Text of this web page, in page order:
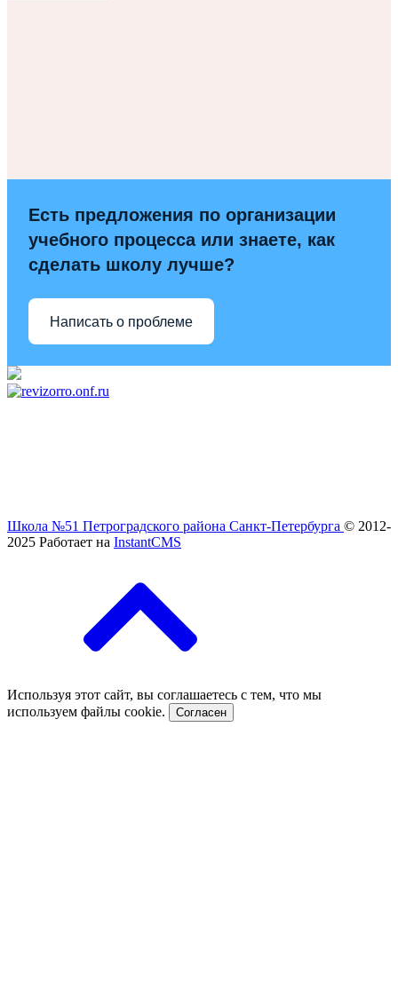
Есть предложения по организации
учебного процесса или знаете, как
сделать школу лучше?
Написать о проблеме
Школа №51 Петроградского района Санкт-Петербурга © 2012-
2025 Работает на InstantCMS
Используя этот сайт, вы соглашаетесь с тем, что мы
используем файлы cookie.
Согласен